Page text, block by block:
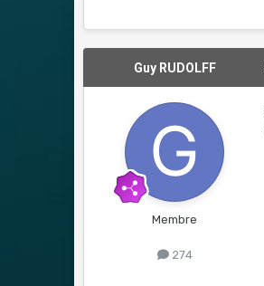
Guy RUDOLFF
Membre
274